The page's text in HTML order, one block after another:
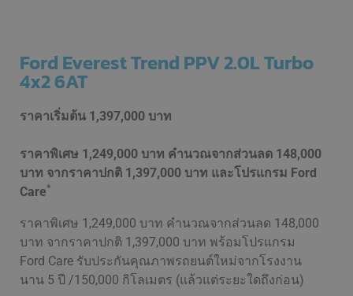
Ford Everest Trend PPV 2.0L Turbo
4x2 6AT
ราคาเริ่มต้น 1,397,000 บาท
ราคาพิเศษ 1,249,000 บาท คำนวณจากส่วนลด 148,000
บาท จากราคาปกติ 1,397,000 บาท และโปรแกรม Ford
Care*
ราคาพิเศษ 1,249,000 บาท คำนวณจากส่วนลด 148,000
บาท จากราคาปกติ 1,397,000 บาท พร้อมโปรแกรม
Ford Care รับประกันคุณภาพรถยนต์ใหม่จากโรงงาน
นาน 5 ปี /150,000 กิโลเมตร (แล้วแต่ระยะใดถึงก่อน)